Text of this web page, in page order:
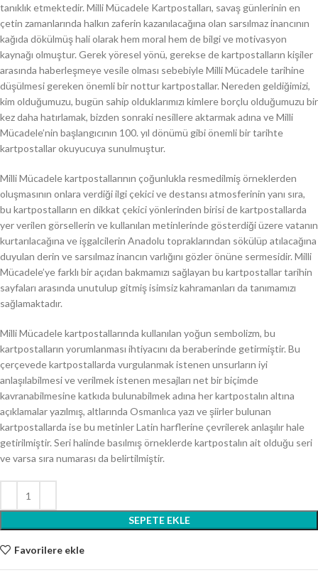
tanıklık etmektedir. Milli Mücadele Kartpostalları, savaş günlerinin en
çetin zamanlarında halkın zaferin kazanılacağına olan sarsılmaz inancının
kağıda dökülmüş hali olarak hem moral hem de bilgi ve motivasyon
kaynağı olmuştur. Gerek yöresel yönü, gerekse de kartpostalların kişiler
arasında haberleşmeye vesile olması sebebiyle Milli Mücadele tarihine
düşülmesi gereken önemli bir nottur kartpostallar. Nereden geldiğimizi,
kim olduğumuzu, bugün sahip olduklarımızı kimlere borçlu olduğumuzu bir
kez daha hatırlamak, bizden sonraki nesillere aktarmak adına ve Milli
Mücadele’nin başlangıcının 100. yıl dönümü gibi önemli bir tarihte
kartpostallar okuyucuya sunulmuştur.
Milli Mücadele kartpostallarının çoğunlukla resmedilmiş örneklerden
oluşmasının onlara verdiği ilgi çekici ve destansı atmosferinin yanı sıra,
bu kartpostalların en dikkat çekici yönlerinden birisi de kartpostallarda
yer verilen görsellerin ve kullanılan metinlerinde gösterdiği üzere vatanın
kurtarılacağına ve işgalcilerin Anadolu topraklarından sökülüp atılacağına
duyulan derin ve sarsılmaz inancın varlığını gözler önüne sermesidir. Milli
Mücadele’ye farklı bir açıdan bakmamızı sağlayan bu kartpostallar tarihin
sayfaları arasında unutulup gitmiş isimsiz kahramanları da tanımamızı
sağlamaktadır.
Milli Mücadele kartpostallarında kullanılan yoğun sembolizm, bu
kartpostalların yorumlanması ihtiyacını da beraberinde getirmiştir. Bu
çerçevede kartpostallarda vurgulanmak istenen unsurların iyi
anlaşılabilmesi ve verilmek istenen mesajları net bir biçimde
kavranabilmesine katkıda bulunabilmek adına her kartpostalın altına
açıklamalar yazılmış, altlarında Osmanlıca yazı ve şiirler bulunan
kartpostallarda ise bu metinler Latin harflerine çevrilerek anlaşılır hale
getirilmiştir. Seri halinde basılmış örneklerde kartpostalın ait olduğu seri
ve varsa sıra numarası da belirtilmiştir.
SEPETE EKLE
Favorilere ekle